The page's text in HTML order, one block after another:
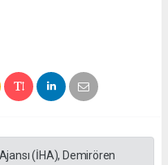
(İHA), Demirören